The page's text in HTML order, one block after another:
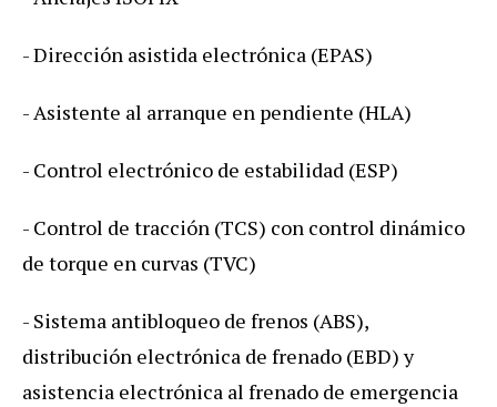
- Dirección asistida electrónica (EPAS)
- Asistente al arranque en pendiente (HLA)
- Control electrónico de estabilidad (ESP)
- Control de tracción (TCS) con control dinámico
de torque en curvas (TVC)
- Sistema antibloqueo de frenos (ABS),
distribución electrónica de frenado (EBD) y
asistencia electrónica al frenado de emergencia